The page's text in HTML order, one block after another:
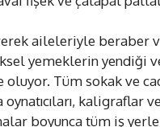
aileleriyle
yemeklerin yendiği
oluyor. Tüm sokak ve
kaligraflar
boyunca tüm iş